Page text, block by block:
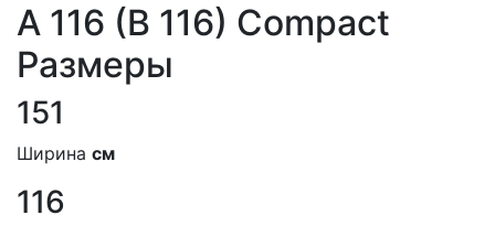
A 116 (B 116) Compact
Размеры
151
Ширина см
116